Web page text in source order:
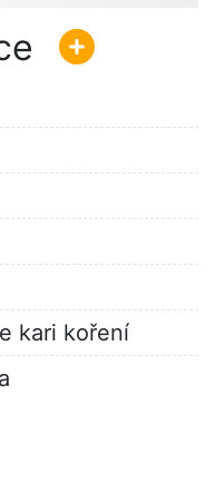
kari koření